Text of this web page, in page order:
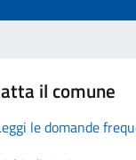
il comune
le domande